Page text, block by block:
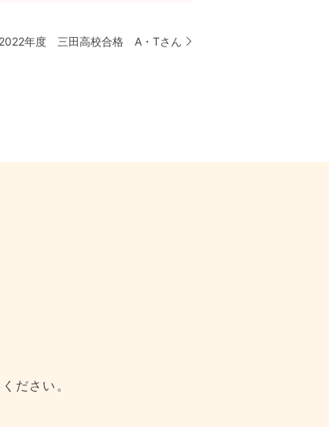
2022年度 三田高校合格 A・Tさん
ださい。